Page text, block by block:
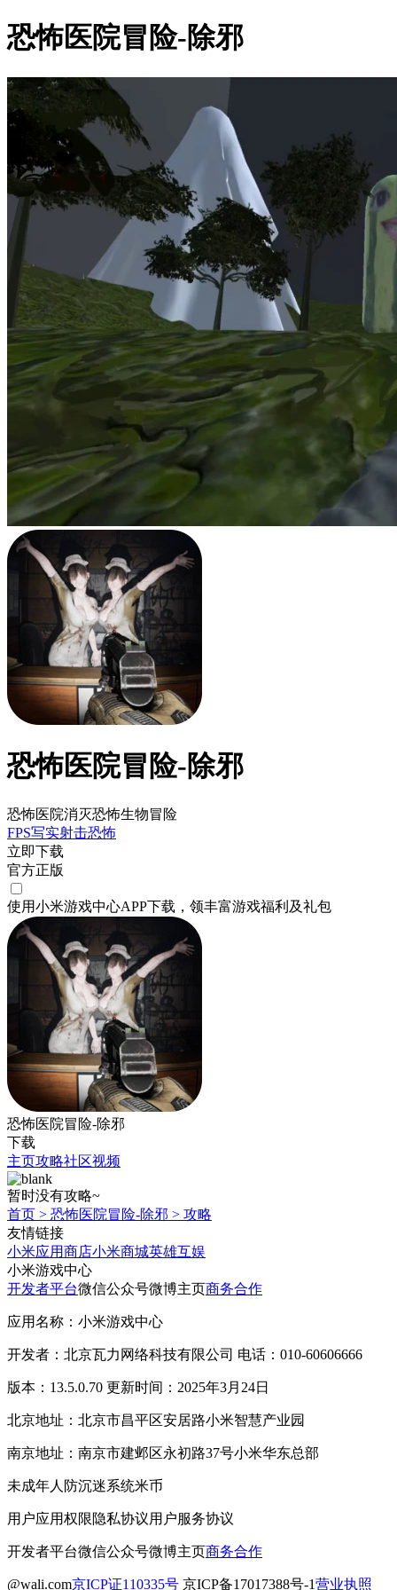
恐怖医院冒险-除邪
恐怖医院冒险-除邪
恐怖医院消灭恐怖生物冒险
FPS写实射击恐怖
立即下载
官方正版
使用小米游戏中心APP下载 ，领丰富游戏福利 及礼包
恐怖医院冒险-除邪
下载
主页攻略社区视频
暂时没有攻略~
首页 > 恐怖医院冒险-除邪 > 攻略
友情链接
小米应用商店小米商城英雄互娱
小米游戏中心
开发者平台微信公众号微博主页商务合作
应用名称：小米游戏中心
开发者：北京瓦力网络科技有限公司 电话：010-60606666
版本：13.5.0.70 更新时间：2025年3月24日
北京地址：北京市昌平区安居路小米智慧产业园
南京地址：南京市建邺区永初路37号小米华东总部
未成年人防沉迷系统米币
用户应用权限隐私协议用户服务协议
开发者平台微信公众号微博主页商务合作
@wali.com京ICP证110335号 京ICP备17017388号-1营业执照